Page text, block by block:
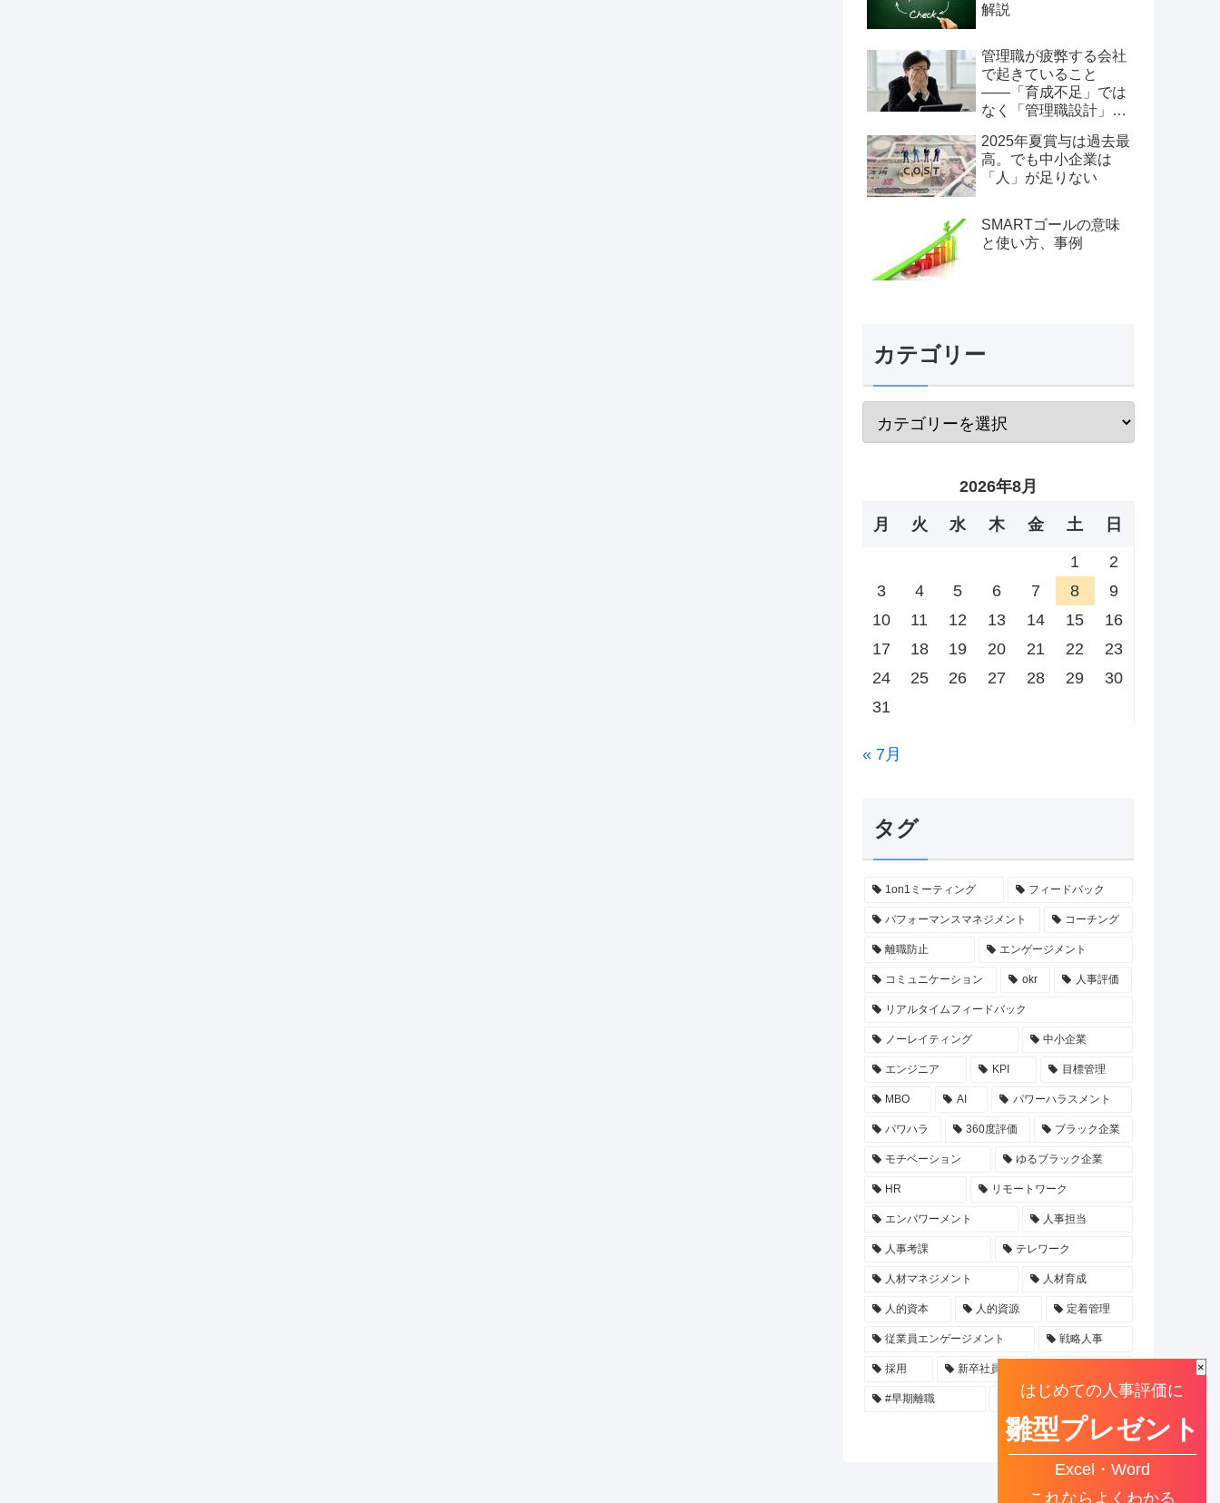
解説
管理職が疲弊する会社
で起きていること
――「育成不足」では
なく「管理職設計」の
2025年夏賞与は過去最
高。でも中小企業は
「人」が足りない
SMARTゴールの意味
と使い方、事例
カテゴリー
2026年8月
月 火 水 木 金 土 日
1
2
3
4 5 6 7 8
9
10
11 12 13 14 15
16
17
18 19 20 21 22
23
24
25 26 27 28 29
30
31
« 7月
タグ
1on1ミーティング フィードバック
パフォーマンスマネジメント コーチング
離職防止 エンゲージメント
コミュニケーション okr 人事評価
リアルタイムフィードバック
ノーレイティング 中小企業
エンジニア KPI 目標管理
MBO AI パワーハラスメント
パワハラ 360度評価 ブラック企業
モチベーション ゆるブラック企業
HR リモートワーク
エンパワーメント 人事担当
人事考課 テレワーク
人材マネジメント 人材育成
人的資本 人的資源 定着管理
従業員エンゲージメント 戦略人事
採用 新卒社員
#早期離職 SMARTゴール
×
はじめての人事評価に
雛型プレゼント
Excel・Word
これならよくわかる